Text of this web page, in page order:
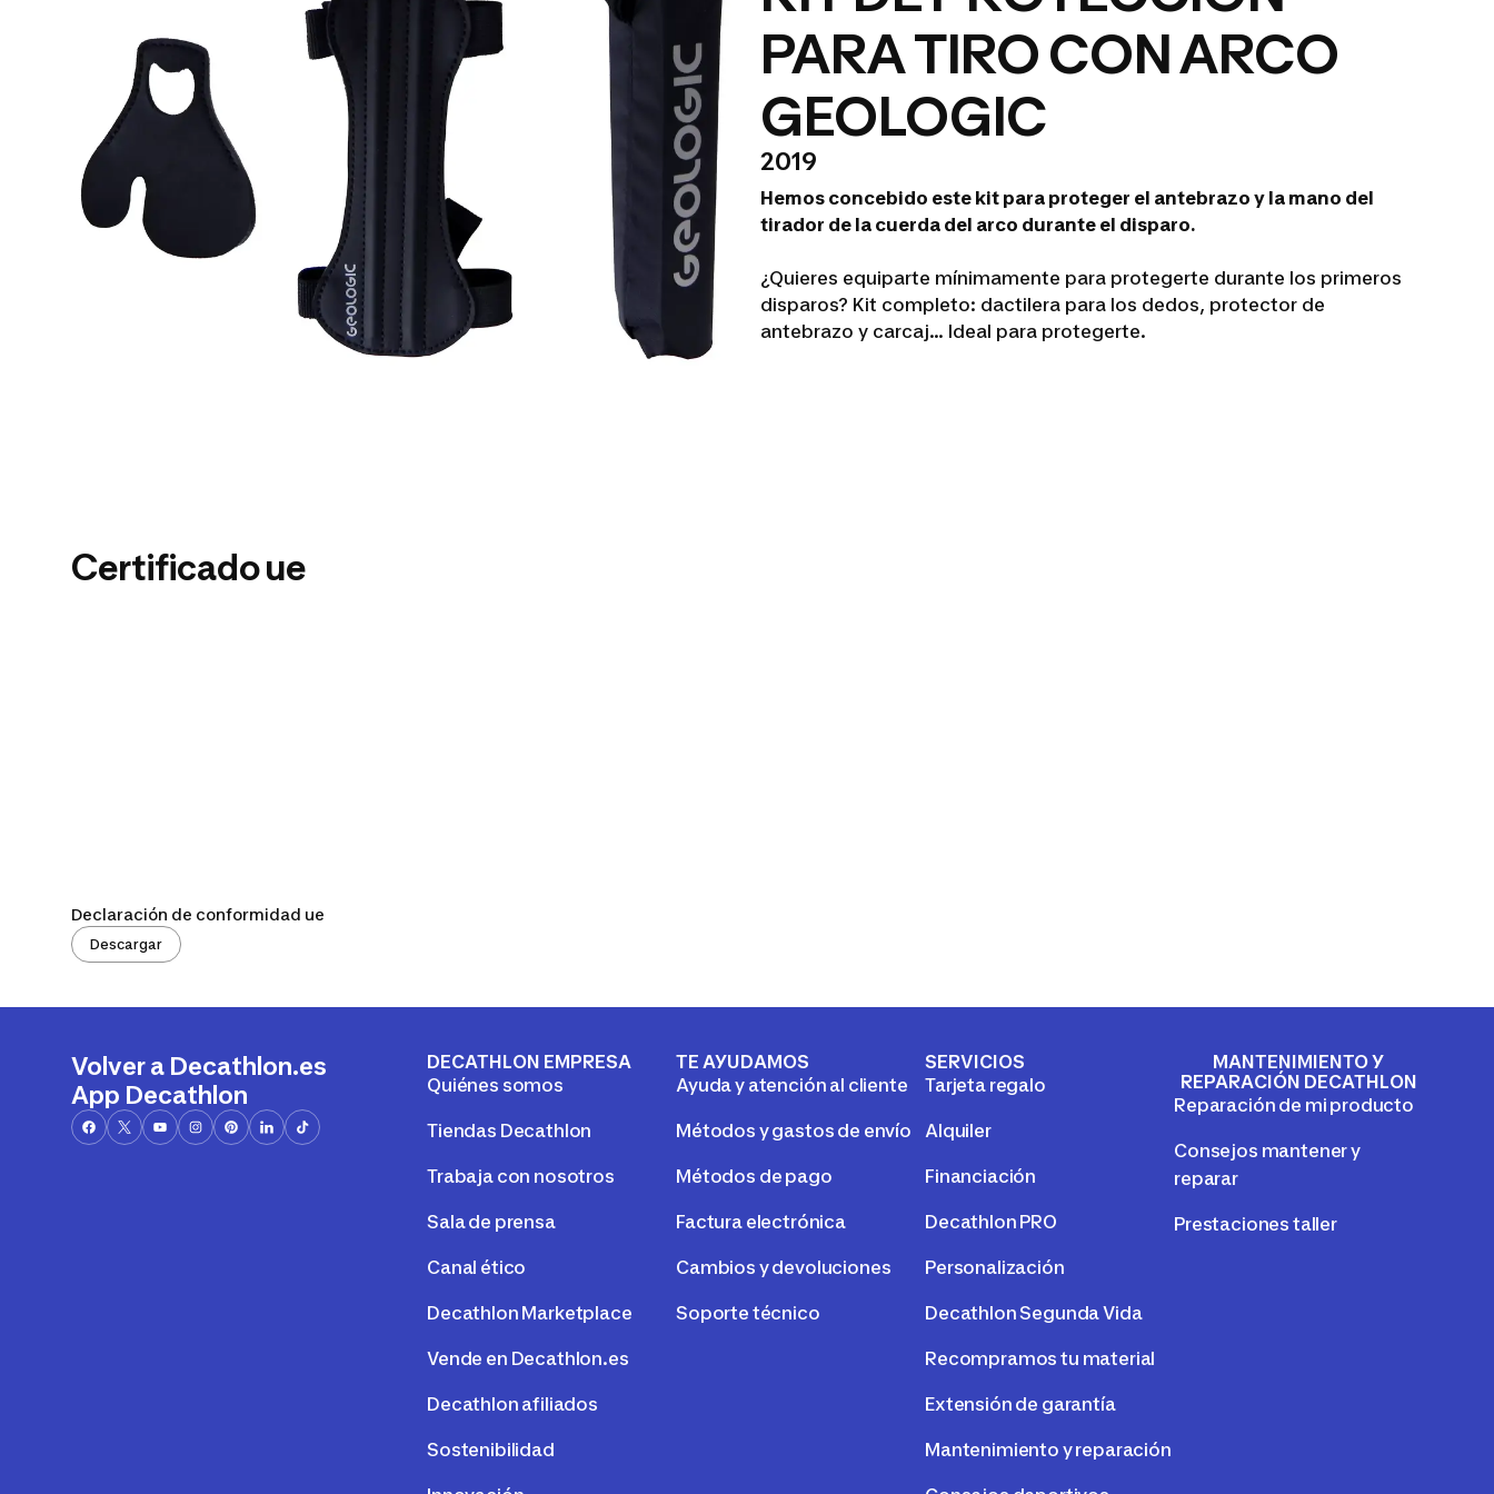
PARA TIRO CON ARCO
GEOLOGIC
2019
Hemos concebido este kit para proteger el antebrazo y la mano del
tirador de la cuerda del arco durante el disparo.
¿Quieres equiparte mínimamente para protegerte durante los primeros
disparos? Kit completo: dactilera para los dedos, protector de
antebrazo y carcaj... Ideal para protegerte.
Certificado ue
Declaración de conformidad ue
Descargar
Volver a Decathlon.es
App Decathlon
DECATHLON EMPRESA
Quiénes somos
Tiendas Decathlon
Trabaja con nosotros
Sala de prensa
Canal ético
Decathlon Marketplace
Vende en Decathlon.es
Decathlon afiliados
Sostenibilidad
TE AYUDAMOS
Ayuda y atención al cliente
Métodos y gastos de envío
Métodos de pago
Factura electrónica
Cambios y devoluciones
Soporte técnico
SERVICIOS
Tarjeta regalo
Alquiler
Financiación
Decathlon PRO
Personalización
Decathlon Segunda Vida
Recompramos tu material
Extensión de garantía
Mantenimiento y reparación
MANTENIMIENTO Y
REPARACIÓN DECATHLON
Reparación de mi producto
Consejos mantener y
reparar
Prestaciones taller